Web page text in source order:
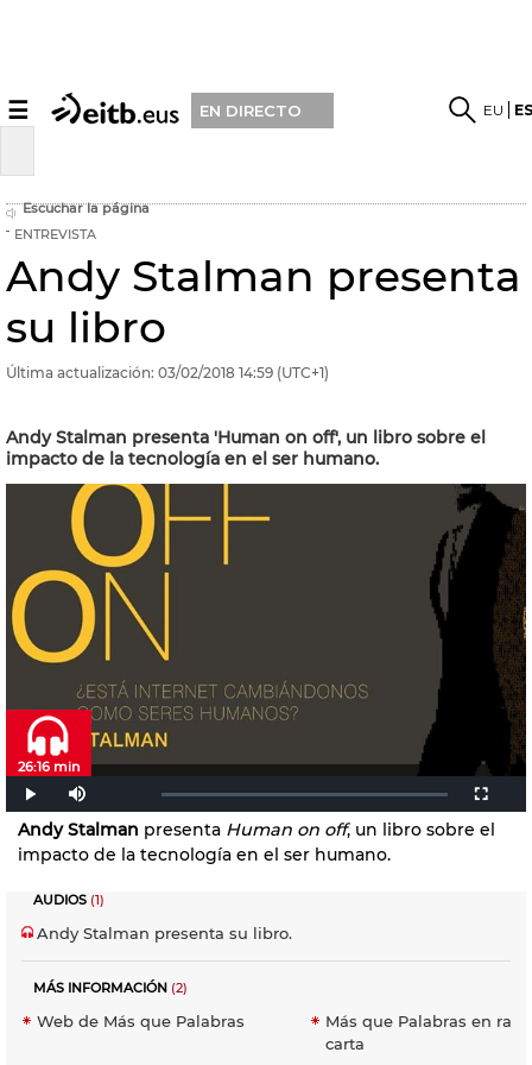
☰ EN DIRECTO EU
Escuchar la página
ENTREVISTA
Andy Stalman presenta
su libro
Última actualización: 03/02/2018 14:59 (UTC+1)
Andy Stalman presenta 'Human on off', un libro sobre el
impacto de la tecnología en el ser humano.
26:16 min
Andy Stalman presenta Human on off, un libro sobre el
impacto de la tecnología en el ser humano.
AUDIOS (1)
Andy Stalman presenta su libro.
MÁS INFORMACIÓN (2)
Web de Más que Palabras
Más que Palabras en
carta